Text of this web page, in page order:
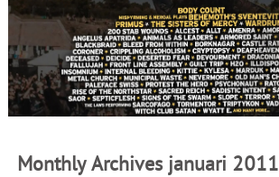
Monthly Archives januari 2011